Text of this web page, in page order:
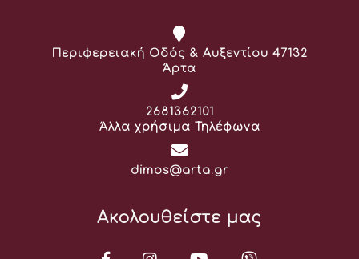
Διεύθυνση:
Περιφερειακή Οδός & Αυξεντίου 47132
Άρτα
Τηλέφωνο:
2681362101
Άλλα χρήσιμα Τηλέφωνα
Email:
dimos@arta.gr
Ακολουθείστε μας